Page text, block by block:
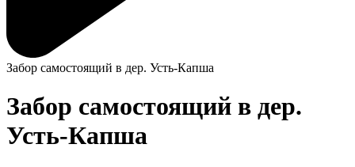
Забор самостоящий в дер. Усть-Капша
Забор самостоящий в дер.
Усть-Капша